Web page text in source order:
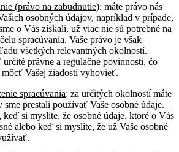
(právo na zabudnutie): máte právo nás
osobných údajov, napríklad v prípade,
o Vás získali, už viac nie sú potrebné na
spracúvania. Vaše právo je však
všetkých relevantných okolností.
právne a regulačné povinnosti, čo
môcť Vašej žiadosti vyhovieť.
spracúvania: za určitých okolností máte
prestali používať Vaše osobné údaje.
si myslíte, že osobné údaje, ktoré o Vás
alebo keď si myslíte, že už Vaše osobné